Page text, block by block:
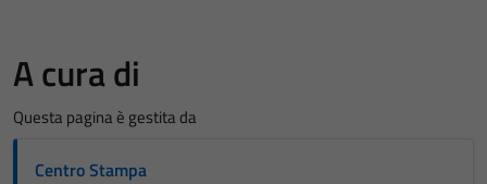
A cura di
Questa pagina è gestita da
Centro Stampa